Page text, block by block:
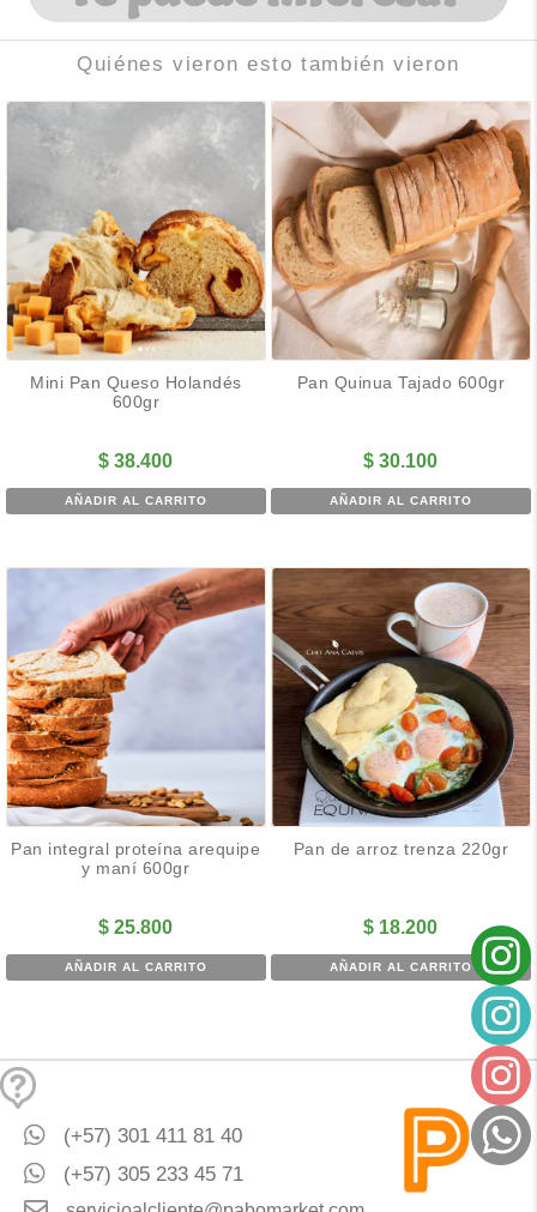
Quiénes vieron esto también vieron
Mini Pan Queso Holandés
600gr
$ 38.400
AÑADIR AL CARRITO
Pan Quinua Tajado 600gr
$ 30.100
AÑADIR AL CARRITO
Pan integral proteína arequipe
y maní 600gr
$ 25.800
AÑADIR AL CARRITO
Pan de arroz trenza 220gr
$ 18.200
AÑADIR AL CARRITO
(+57) 301 411 81 40
(+57) 305 233 45 71